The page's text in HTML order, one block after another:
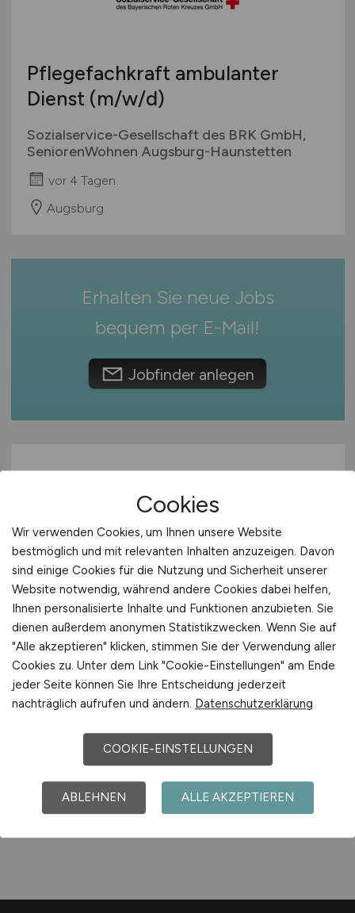
Studentenjobs / Werkstudenten
Mecklenburg-Vorpommern
Niedersachsen
Rheinland-Pfalz
Sachsen
Sachsen-Anhalt
Thüringen
Österreich
International
Pflegefachkraft ambulanter
Dienst (m/w/d)
Sozialservice-Gesellschaft des BRK GmbH,
SeniorenWohnen Augsburg-Haunstetten
vor 4 Tagen
Augsburg
Erhalten Sie neue Jobs
bequem per E-Mail!
Jobfinder anlegen
Pflegefachkraft(m/w/d)
Sozialservice-Gesellschaft des BRK GmbH,
SeniorenWohnen Augsburg-Haunstetten
29.07.2026
Augsburg
1
Cookies
Wir verwenden Cookies, um Ihnen unsere Website
bestmöglich und mit relevanten Inhalten anzuzeigen. Davon
sind einige Cookies für die Nutzung und Sicherheit unserer
Website notwendig, während andere Cookies dabei helfen,
Ihnen personalisierte Inhalte und Funktionen anzubieten. Sie
dienen außerdem anonymen Statistikzwecken. Wenn Sie auf
"Alle akzeptieren" klicken, stimmen Sie der Verwendung aller
Cookies zu. Unter dem Link "Cookie-Einstellungen" am Ende
jeder Seite können Sie Ihre Entscheidung jederzeit
nachträglich aufrufen und ändern. Datenschutzerklärung
COOKIE-EINSTELLUNGEN
ABLEHNEN ALLE AKZEPTIEREN